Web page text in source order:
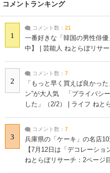
コメントランキング
1
コメント数： 21
一番好きな「韓国の男性俳
中】 | 芸能人 ねとらぼリサ
2
コメント数： 7
「もっと早く買えば良かっ
ン”が大人気 「プライバシ
した」（2/2） | ライフ ねと
3
コメント数： 7
兵庫県の「ケーキ」の名店
【7月12日は「デコレーシ
ねとらぼリサーチ：2ページ目